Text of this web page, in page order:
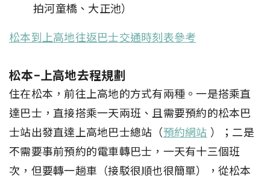
拍河童橋、大正池）
松本到上高地往返巴士交通時刻表參考
松本-上高地去程規劃
住在松本，前往上高地的方式有兩種。一是搭乘直
達巴士，直接搭乘一天兩班、且需要預約的松本巴
士站出發直達上高地巴士總站（預約網站 ）；二是
不需要事前預約的電車轉巴士，一天有十三個班
次，但要轉一趟車（接駁很順也很簡單），從松本